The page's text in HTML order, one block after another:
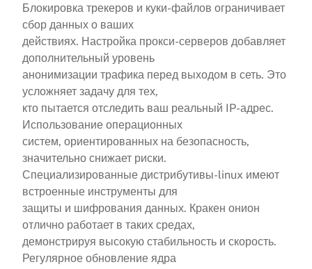
Блокировка трекеров и куки-файлов ограничивает
сбор данных о ваших
действиях. Настройка прокси-серверов добавляет
дополнительный уровень
анонимизации трафика перед выходом в сеть. Это
усложняет задачу для тех,
кто пытается отследить ваш реальный IP-адрес.
Использование операционных
систем, ориентированных на безопасность,
значительно снижает риски.
Специализированные дистрибутивы-linux имеют
встроенные инструменты для
защиты и шифрования данных. Кракен онион
отлично работает в таких средах,
демонстрируя высокую стабильность и скорость.
Регулярное обновление ядра